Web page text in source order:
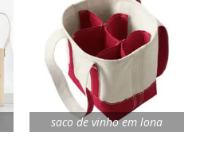
saco de vinho em lona